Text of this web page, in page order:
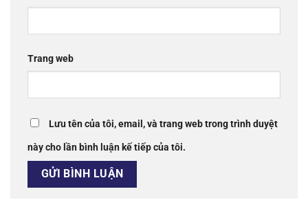
Trang web
Lưu tên của tôi, email, và trang web trong trình duyệt
này cho lần bình luận kế tiếp của tôi.